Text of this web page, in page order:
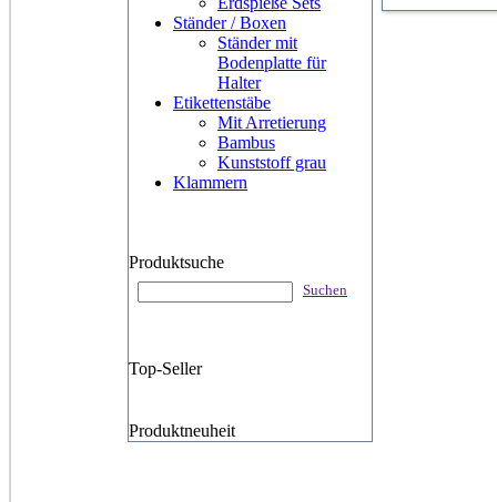
Ständer / Boxen
Ständer mit
Bodenplatte für
Halter
Etikettenstäbe
Mit Arretierung
Bambus
Kunststoff grau
Klammern
Produktsuche
Suchen
Top-Seller
Produktneuheit